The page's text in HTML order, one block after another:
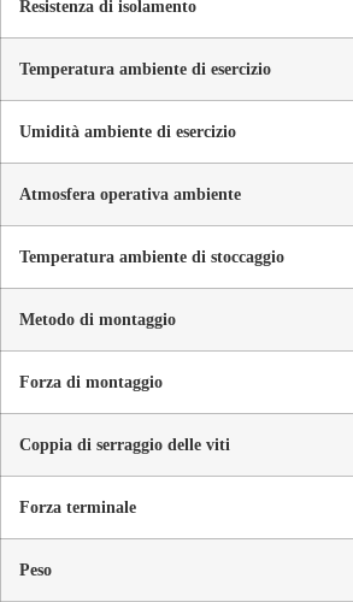
Resistenza di isolamento
Temperatura ambiente di esercizio
Umidità ambiente di esercizio
Atmosfera operativa ambiente
Temperatura ambiente di stoccaggio
Metodo di montaggio
Forza di montaggio
Coppia di serraggio delle viti
Forza terminale
Peso